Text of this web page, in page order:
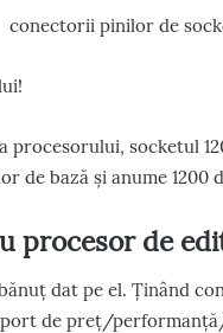
procesorului, socketul
de bază și anume 1200
procesor de
dat pe el. Ținând
de preț/